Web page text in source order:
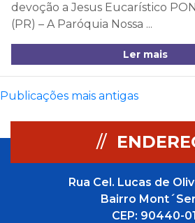
devoção a Jesus Eucarístico
(PR) – A Paróquia Nossa ...
Ler mais
Navegação
por
Publicações mais antigas
//
Rua Cel. Lucas de
Bairro
CEP: 90440-